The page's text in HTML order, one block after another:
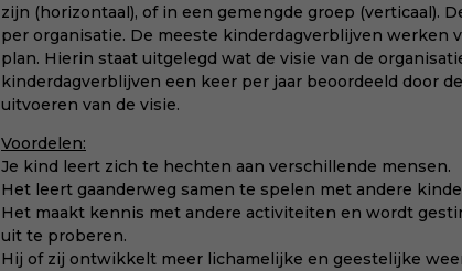
zijn (horizontaal), of in een gemengde groep (verticaal).
per organisatie. De meeste kinderdagverblijven werken
plan. Hierin staat uitgelegd wat de visie van de
kinderdagverblijven een keer per jaar beoordeeld door
uitvoeren van de visie.
Voordelen:
Je kind leert zich te hechten aan verschillende mensen.
Het leert gaanderweg samen te spelen met andere
Het maakt kennis met andere activiteiten en wordt
uit te proberen.
Hij of zij ontwikkelt meer lichamelijke en geestelijke